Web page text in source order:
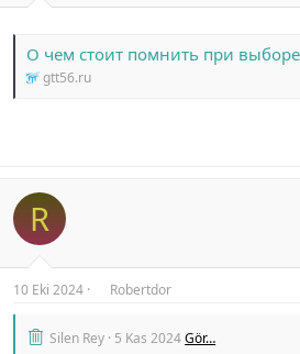
О чем стоит помнить при выборе
gtt56.ru
R
10 Eki 2024 Robertdor
Silen Rey 5 Kas 2024Gör…